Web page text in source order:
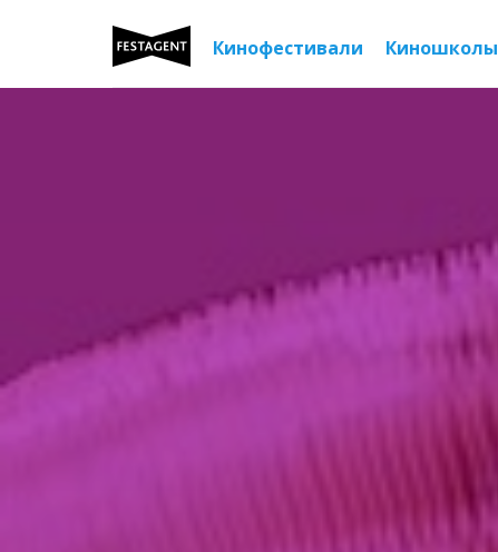
Кинофестивали Киношколы